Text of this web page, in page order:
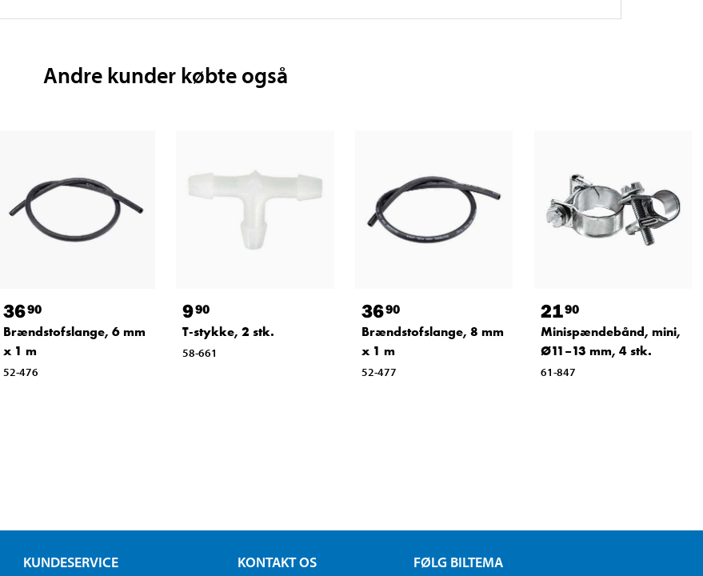
Andre kunder købte også
3690
Brændstofslange, 6 mm
x 1 m
52-476
990
T-stykke, 2 stk.
58-661
3690
Brændstofslange, 8 mm
x 1 m
52-477
2190
Minispændebånd, mini,
Ø11–13 mm, 4 stk.
61-847
KUNDESERVICE KONTAKT OS FØLG BILTEMA